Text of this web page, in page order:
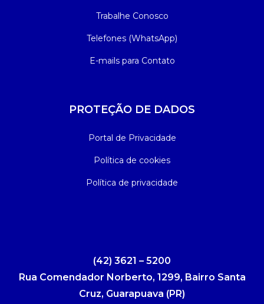
Trabalhe Conosco
Telefones (WhatsApp)
E-mails para Contato
PROTEÇÃO DE DADOS
Portal de Privacidade
Política de cookies
Política de privacidade
(42) 3621 – 5200
Rua Comendador Norberto, 1299, Bairro Santa
Cruz, Guarapuava (PR)